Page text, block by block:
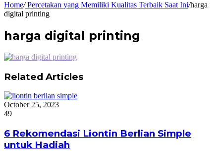
Home/Percetakan yang Memiliki Kualitas Terbaik Saat Ini/harga
digital printing
harga digital printing
Related Articles
October 25, 2023
49
6 Rekomendasi Liontin Berlian Simple
untuk Hadiah